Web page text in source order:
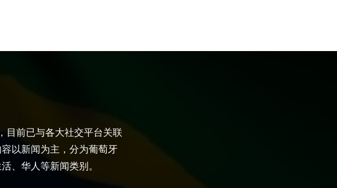
目前已与各大社交平台关联
以新闻为主，分为葡萄牙
、华人等新闻类别。